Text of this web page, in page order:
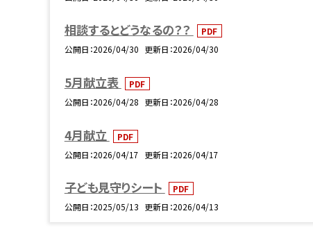
相談するとどうなるの？？
PDF
公開日 2026/04/30 更新日 2026/04/30
5月献立表
PDF
公開日 2026/04/28 更新日 2026/04/28
4月献立
PDF
公開日 2026/04/17 更新日 2026/04/17
子ども見守りシート
PDF
公開日 2025/05/13 更新日 2026/04/13